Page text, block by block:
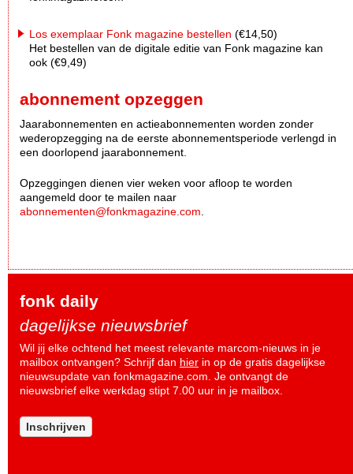
Los exemplaar Fonk magazine bestellen (€14,50)
Het bestellen van de digitale editie van Fonk magazine kan
ook (€9,49)
abonnement opzeggen
Jaarabonnementen en actieabonnementen worden zonder
wederopzegging na de eerste abonnementsperiode verlengd in
een doorlopend jaarabonnement.
Opzeggingen dienen vier weken voor afloop te worden
aangemeld door te mailen naar
abonnementen@fonkmagazine.com
fonk daily
dagelijkse nieuwsbrief
Wil jij elke ochtend het meest relevante marcom-nieuws in je
mailbox ontvangen? Schrijf dan hier in op de gratis dagelijkse
nieuwsupdate van fonkmagazine.com. Je ontvangt de
nieuwsbrief elke werkdag stipt 7.00 uur in je mailbox.
Inschrijven